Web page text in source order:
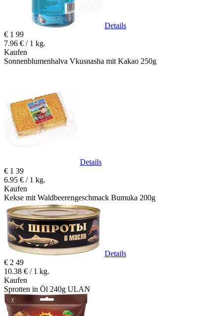
Details
€ 1 99
7.96 € / 1 kg.
Kaufen
Sonnenblumenhalva Vkusnasha mit Kakao 250g
Details
€ 1 39
6.95 € / 1 kg.
Kaufen
Kekse mit Waldbeerengeschmack Bumuka 200g
Details
€ 2 49
10.38 € / 1 kg.
Kaufen
Sprotten in Öl 240g ULAN